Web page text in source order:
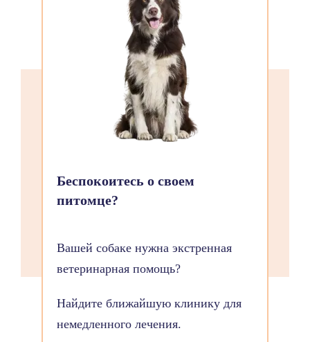
Беспокоитесь о своем
питомце?
Вашей собаке нужна экстренная
ветеринарная помощь?
Найдите ближайшую клинику для
немедленного лечения.